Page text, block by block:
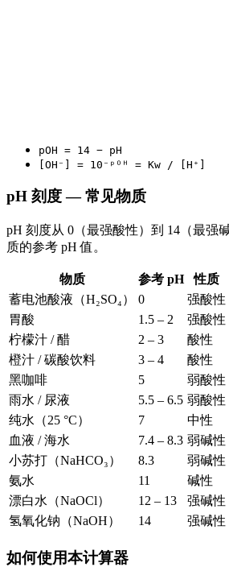
pOH = 14 − pH
[OH⁻] = 10⁻ᵖᴼᴴ = Kw / [H⁺]
pH 刻度 — 常见物质
pH 刻度从 0（最强酸性）到 14（最强
质的参考 pH 值。
物质 参考 pH
性质
蓄电池酸液（H₂SO₄）
0
强酸性
胃酸
1.5 – 2
强酸性
柠檬汁 / 醋
2 – 3
酸性
橙汁 / 碳酸饮料
3 – 4
酸性
黑咖啡
5
弱酸性
雨水 / 尿液
5.5 – 6.5 弱酸性
纯水（25 °C）
7
中性
血液 / 海水
7.4 – 8.3 弱碱性
小苏打（NaHCO₃）
8.3
弱碱性
氨水
11
碱性
漂白水（NaOCl）
12 – 13
强碱性
氢氧化钠（NaOH）
14 强碱性
如何使用本计算器